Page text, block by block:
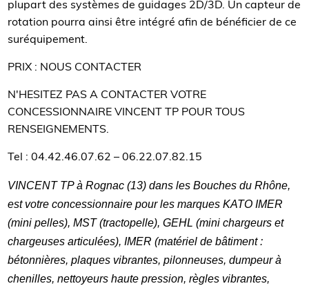
plupart des systèmes de guidages 2D/3D. Un capteur de
rotation pourra ainsi être intégré afin de bénéficier de ce
suréquipement.
PRIX : NOUS CONTACTER
N'HESITEZ PAS A CONTACTER VOTRE
CONCESSIONNAIRE VINCENT TP POUR TOUS
RENSEIGNEMENTS.
Tel : 04.42.46.07.62 – 06.22.07.82.15
VINCENT TP à Rognac (13) dans les Bouches du Rhône,
est votre concessionnaire pour les marques KATO IMER
(mini pelles), MST (tractopelle), GEHL (mini chargeurs et
chargeuses articulées), IMER (matériel de bâtiment :
bétonnières, plaques vibrantes, pilonneuses, dumpeur à
chenilles, nettoyeurs haute pression, règles vibrantes,